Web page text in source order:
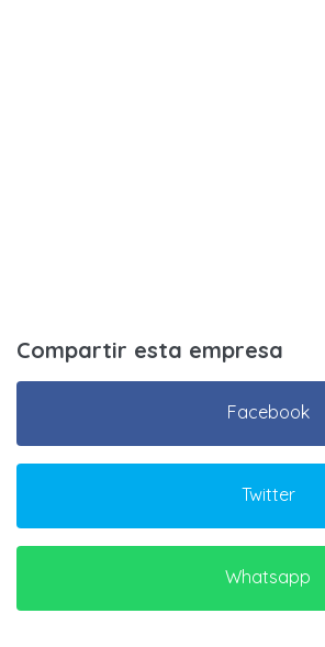
Compartir esta empresa
Facebook
Twitter
Whatsapp